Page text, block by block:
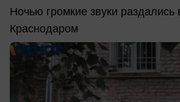
Ночью громкие звуки раздались
Краснодаром